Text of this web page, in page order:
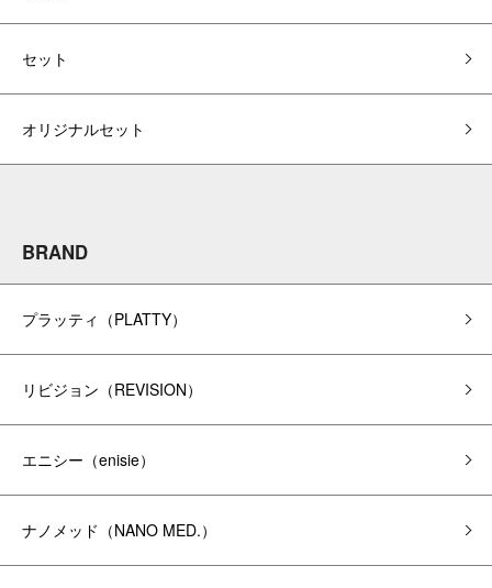
セット
オリジナルセット
BRAND
プラッティ（PLATTY）
リビジョン（REVISION）
エニシー（enisie）
ナノメッド（NANO MED.）